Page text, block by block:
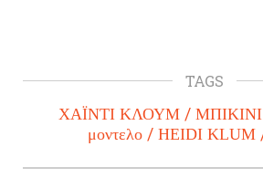
TAGS
ΧΑΪΝΤΙ ΚΛΟΥΜ ΜΠΙΚΙΝΙ
μοντελο
HEIDI KLUM